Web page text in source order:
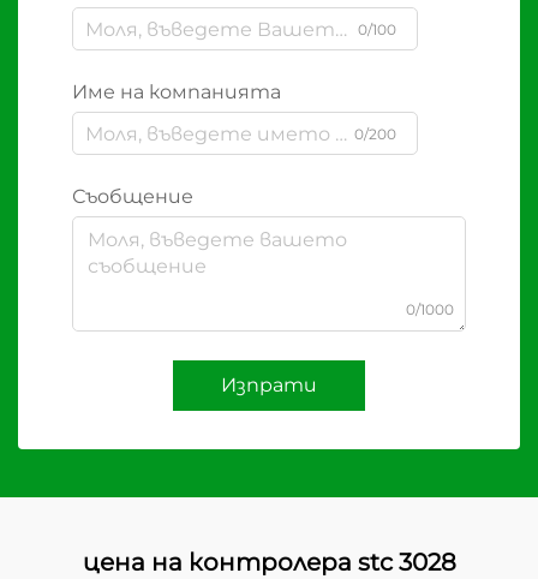
0/100
Име на компанията
0/200
Съобщение
0/1000
Изпрати
цена на контролера stc 3028